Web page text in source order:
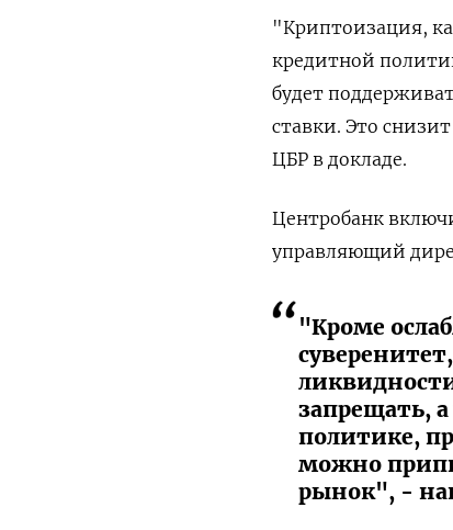
"Криптоизация,
кредитной
будет
ставки. Это
ЦБР в докладе.
Центробанк
управляющий
"Кроме
запрещать,
политике,
можно
рынок", -